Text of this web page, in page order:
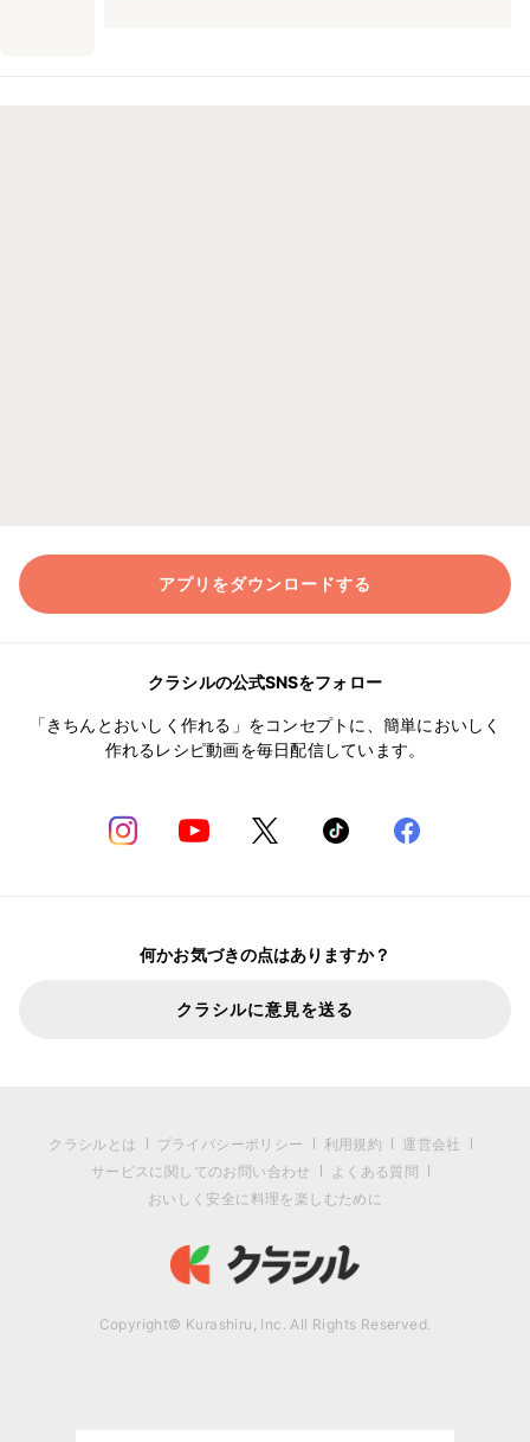
アプリをダウンロードする
クラシルの公式SNSをフォロー
「きちんとおいしく作れる」をコンセプトに、簡単においしく
作れるレシピ動画を毎日配信しています。
何かお気づきの点はありますか？
クラシルに意見を送る
クラシルとは プライバシーポリシー 利用規約
運営会社
サービスに関してのお問い合わせ
よくある質問
おいしく安全に料理を楽しむために
Copyright© Kurashiru, Inc. All Rights Reserved.